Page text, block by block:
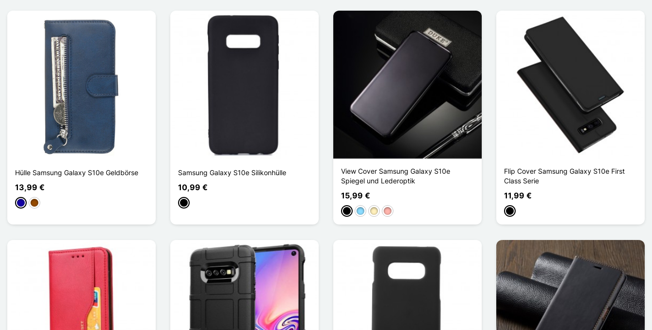
Hülle Samsung Galaxy S10e Geldbörse
13,99 €
Dunkelblau
Braun
Samsung Galaxy S10e Silikonhülle
10,99 €
Schwarz
View Cover Samsung Galaxy S10e
Spiegel und Lederoptik
15,99 €
Schwarz
HellblauGoldenRoségold
Flip Cover Samsung Galaxy S10e First
Class Serie
11,99 €
Schwarz